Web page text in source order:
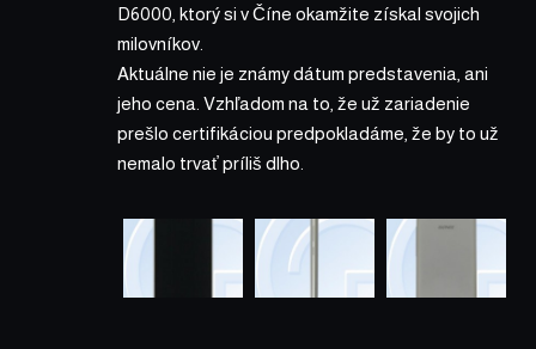
D6000, ktorý si v Číne okamžite získal svojich
milovníkov.
Aktuálne nie je známy dátum predstavenia, ani
jeho cena. Vzhľadom na to, že už zariadenie
prešlo certifikáciou predpokladáme, že by to už
nemalo trvať príliš dlho.